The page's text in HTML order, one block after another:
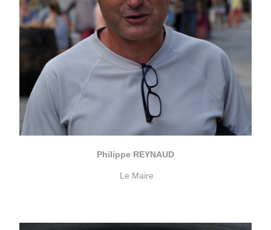
Philippe REYNAUD
Le Maire